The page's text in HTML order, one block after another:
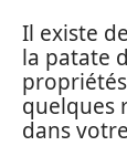
Il existe
la patate
quelques
dans